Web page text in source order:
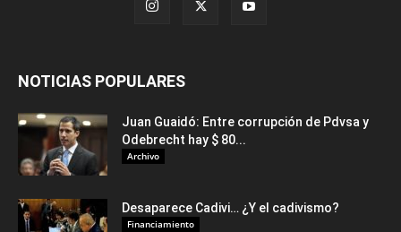
NOTICIAS POPULARES
Juan Guaidó: Entre corrupción de Pdvsa y
Odebrecht hay $ 80...
Archivo
Desaparece Cadivi… ¿Y el cadivismo?
Financiamiento